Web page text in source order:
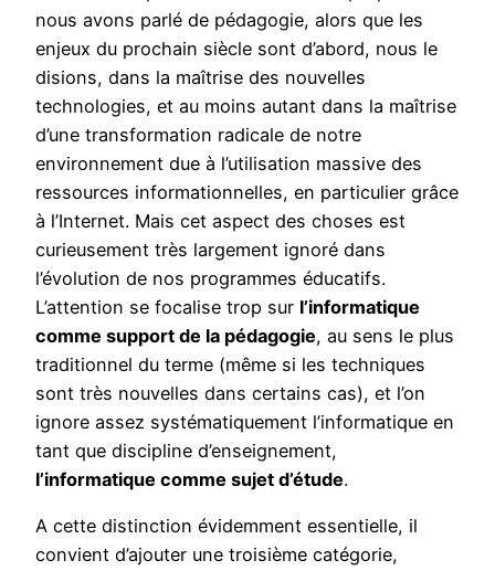
nous avons parlé de pédagogie, alors que les
enjeux du prochain siècle sont d’abord, nous le
disions, dans la maîtrise des nouvelles
technologies, et au moins autant dans la maîtrise
d’une transformation radicale de notre
environnement due à l’utilisation massive des
ressources informationnelles, en particulier grâce
à l’Internet. Mais cet aspect des choses est
curieusement très largement ignoré dans
l’évolution de nos programmes éducatifs.
L’attention se focalise trop sur l’informatique
comme support de la pédagogie, au sens le plus
traditionnel du terme (même si les techniques
sont très nouvelles dans certains cas), et l’on
ignore assez systématiquement l’informatique en
tant que discipline d’enseignement,
l’informatique comme sujet d’étude.
A cette distinction évidemment essentielle, il
convient d’ajouter une troisième catégorie,